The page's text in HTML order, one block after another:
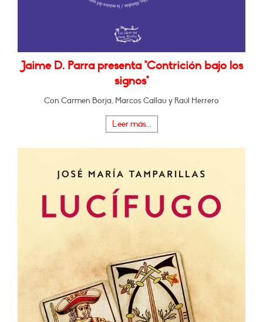
Jaime D. Parra presenta "Contrición bajo los
signos"
Con Carmen Borja, Marcos Callau y Raúl Herrero
Leer más...